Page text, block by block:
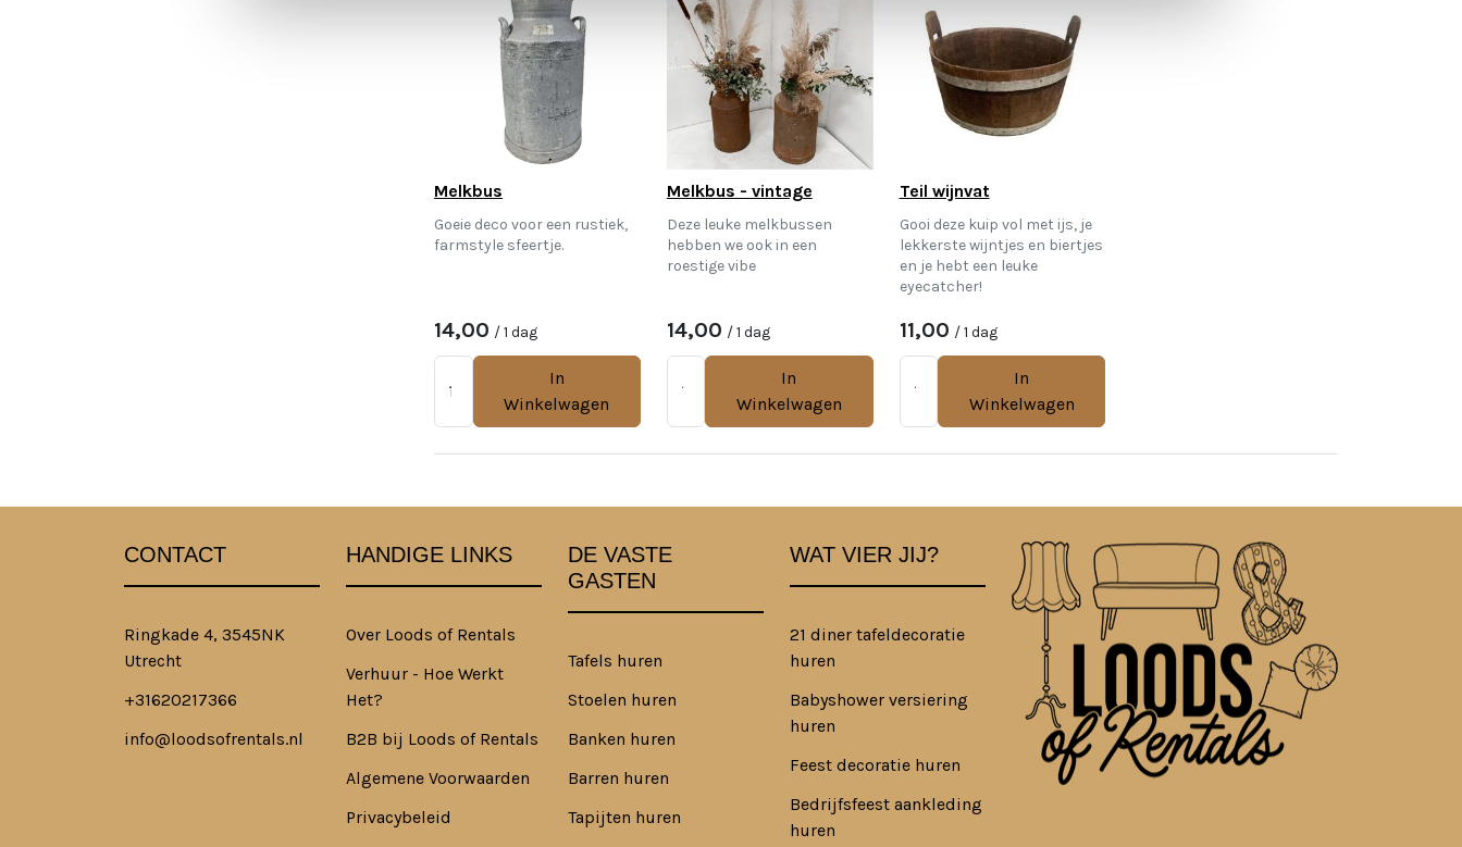
Melkbus
Goeie deco voor een rustiek,
farmstyle sfeertje.
14,00 / 1 dag
In
Winkelwagen
Melkbus - vintage
Deze leuke melkbussen
hebben we ook in een
roestige vibe
14,00 / 1 dag
In
Winkelwagen
Teil wijnvat
Gooi deze kuip vol met ijs, je
lekkerste wijntjes en biertjes
en je hebt een leuke
eyecatcher!
11,00 / 1 dag
In
Winkelwagen
CONTACT
Ringkade 4, 3545NK
Utrecht
+31620217366
info@loodsofrentals.nl
HANDIGE LINKS
Over Loods of Rentals
Verhuur - Hoe Werkt
Het?
B2B bij Loods of Rentals
Algemene Voorwaarden
Privacybeleid
DE VASTE
GASTEN
Tafels huren
Stoelen huren
Banken huren
Barren huren
Tapijten huren
WAT VIER JIJ?
21 diner tafeldecoratie
huren
Babyshower versiering
huren
Feest decoratie huren
Bedrijfsfeest aankleding
huren